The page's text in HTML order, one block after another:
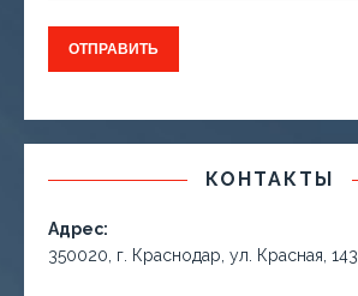
КОНТАКТЫ
Адрес:
350020, г. Краснодар, ул. Красная, 143